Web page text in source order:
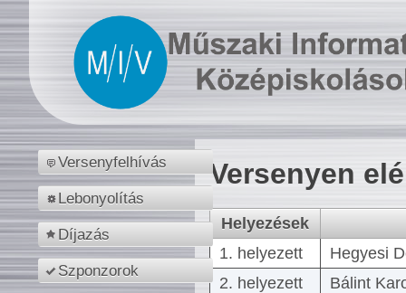
Versenyfelhívás
Lebonyolítás
Díjazás
Szponzorok
Versenyen
Helyezések
1. helyezett
Hegyesi
2. helyezett
Bálint